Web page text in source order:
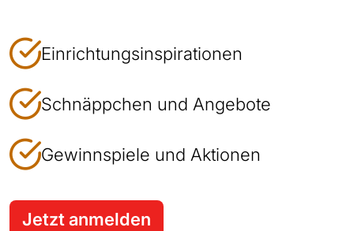
Einrichtungsinspirationen
Schnäppchen und Angebote
Gewinnspiele und Aktionen
Jetzt anmelden